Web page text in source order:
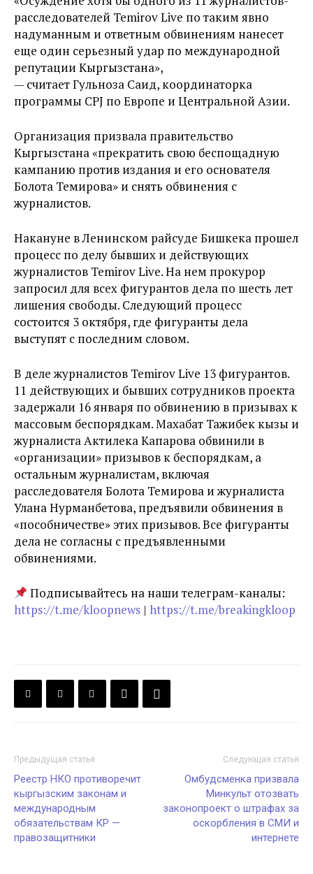
расследователей Temirov Live по таким явно
надуманным и ответным обвинениям нанесет
еще один серьезный удар по международной
репутации Кыргызстана»,
— считает Гульноза Саид, координаторка
программы CPJ по Европе и Центральной Азии.
Организация призвала правительство
Кыргызстана «прекратить свою беспощадную
кампанию против издания и его основателя
Болота Темирова» и снять обвинения с
журналистов.
Накануне в Ленинском райсуде Бишкека прошел
процесс по делу бывших и действующих
журналистов Temirov Live. На нем прокурор
запросил для всех фигурантов дела по шесть лет
лишения свободы. Следующий процесс
состоится 3 октября, где фигуранты дела
выступят с последним словом.
В деле журналистов Temirov Live 13 фигурантов.
11 действующих и бывших сотрудников проекта
задержали 16 января по обвинению в призывах к
массовым беспорядкам. Махабат Тажибек кызы и
журналиста Актилека Капарова обвинили в
«организации» призывов к беспорядкам, а
остальным журналистам, включая
расследователя Болота Темирова и журналиста
Улана Нурманбетова, предъявили обвинения в
«пособничестве» этих призывов. Все фигуранты
дела не согласны с предъявленными
обвинениями.
Подписывайтесь на наши телеграм-каналы:
https://t.me/kloopnews | https://t.me/breakingkloop
Предыдущая статья
Реестр НКО противоречит
кыргызским законам и
международным
обязательствам КР —
правозащитники
Следующая статья
Омбудсменка призвала
Минкульт отозвать
законопроект о штрафах за
оскорбления в СМИ и
интернете